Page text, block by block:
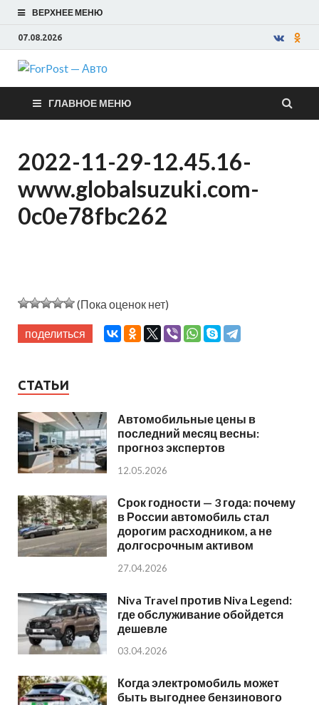
ВЕРХНЕЕ МЕНЮ
07.08.2026
ForPost —
Авто
ГЛАВНОЕ МЕНЮ
2022-11-29-12.45.16-
www.globalsuzuki.com-
0c0e78fbc262
(Пока оценок нет)
поделиться
СТАТЬИ
Автомобильные цены в
последний месяц весны:
прогноз экспертов
12.05.2026
Срок годности — 3 года: почему
в России автомобиль стал
дорогим расходником, а не
долгосрочным активом
27.04.2026
Niva Travel против Niva Legend:
где обслуживание обойдется
дешевле
03.04.2026
Когда электромобиль может
быть выгоднее бензинового